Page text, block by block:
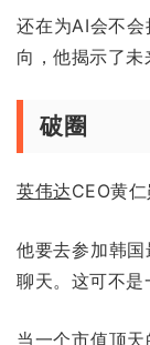
还在为AI会不
向，他揭示了未
破圈
英伟达CEO黄仁
他要去参加韩
聊天。这可不是
当一个市值顶